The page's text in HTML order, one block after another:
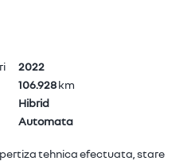
2022
106.928 km
Hibrid
Automata
tehnica efectuata, stare